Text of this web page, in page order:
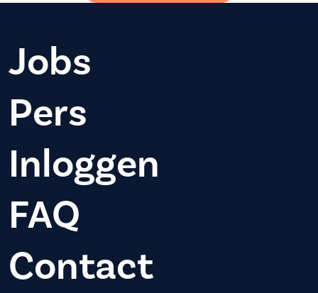
Jobs
Pers
Inloggen
FAQ
Contact